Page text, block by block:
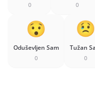
0 0
Oduševljen Sam
0
Tužan
0